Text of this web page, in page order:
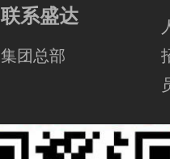
联系盛达
集团总部